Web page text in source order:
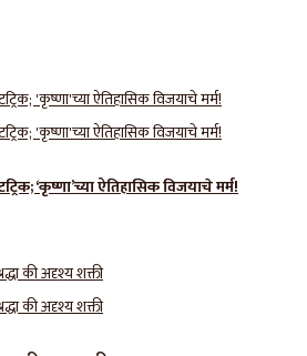
‘कृष्णा’च्या ऐतिहासिक विजयाचे मर्म!